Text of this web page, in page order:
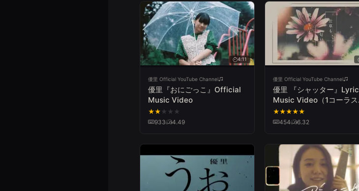
4:11
優里 Official YouTube Channel
優里『おにごっこ』Official
Music Video
★★ ★ ★ ★
933
4.49
優里 Official YouTube Channel
優里 『シャッター』Lyric
Music Video（1コーラス
ver.）
★★★★★
454
6.32